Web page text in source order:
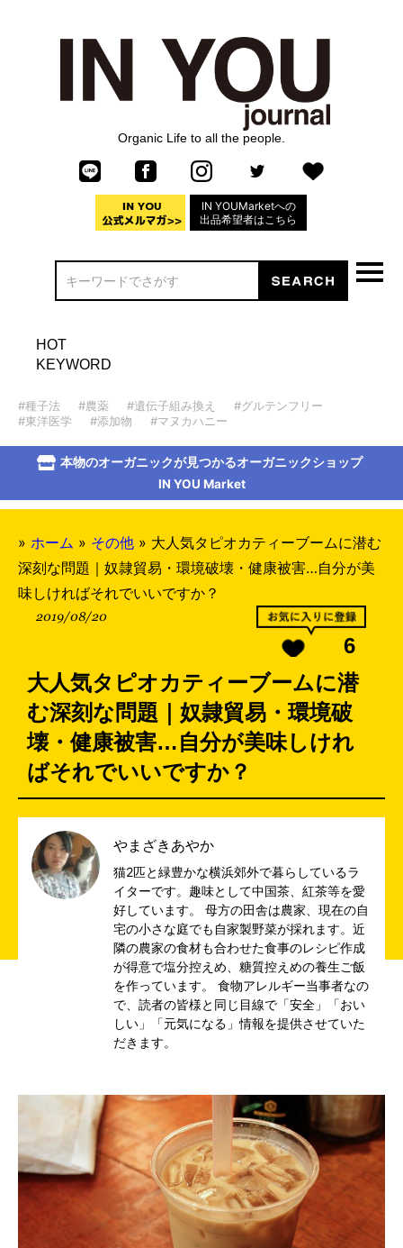
Organic Life to all the people.
IN YOUMarketへの
出品希望者はこちら
HOT
KEYWORD
#種子法 #農薬 #遺伝子組み換え
#グルテンフリー
#東洋医学
#添加物 #マヌカハニー
本物のオーガニックが見つかるオーガニックショップ
IN YOU Market
» ホーム » その他 » 大人気タピオカティーブームに潜む
深刻な問題｜奴隷貿易・環境破壊・健康被害…自分が美
味しければそれでいいですか？
2019/08/20
6
大人気タピオカティーブームに潜
む深刻な問題｜奴隷貿易・環境破
壊・健康被害…自分が美味しけれ
ばそれでいいですか？
やまざきあやか
猫2匹と緑豊かな横浜郊外で暮らしているラ
イターです。趣味として中国茶、紅茶等を愛
好しています。 母方の田舎は農家、現在の自
宅の小さな庭でも自家製野菜が採れます。近
隣の農家の食材も合わせた食事のレシピ作成
が得意で塩分控えめ、糖質控えめの養生ご飯
を作っています。 食物アレルギー当事者なの
で、読者の皆様と同じ目線で「安全」「おい
しい」「元気になる」情報を提供させていた
だきます。